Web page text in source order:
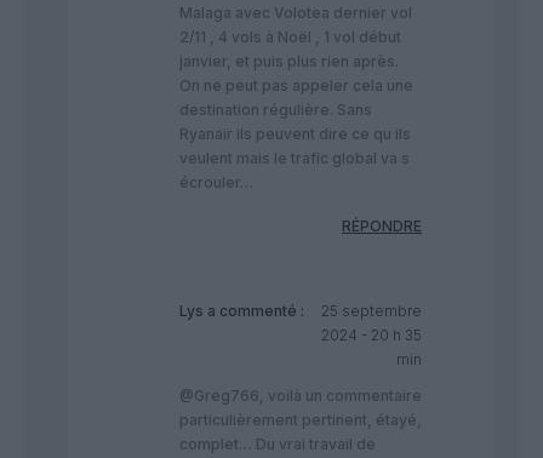
Malaga avec Volotea dernier vol
2/11 , 4 vols à Noël , 1 vol début
janvier, et puis plus rien après.
On ne peut pas appeler cela une
destination régulière. Sans
Ryanair ils peuvent dire ce qu ils
veulent mais le trafic global va s
écrouler…
RÉPONDRE
Lys a commenté :
25 septembre
2024 - 20 h 35
min
@Greg766, voilà un commentaire
particulièrement pertinent, étayé,
complet… Du vrai travail de